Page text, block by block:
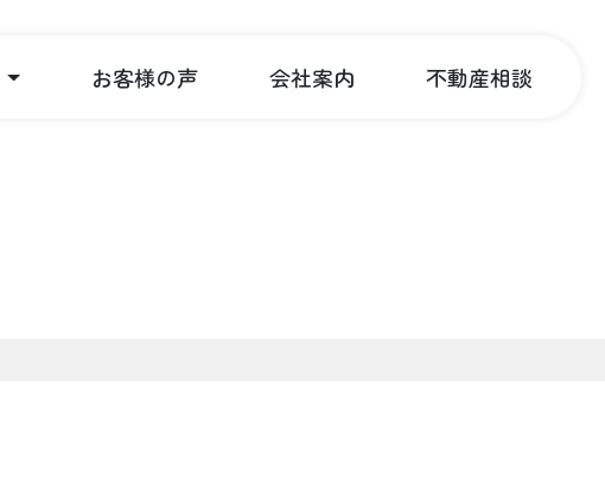
お客様の声 会社案内 不動産相談